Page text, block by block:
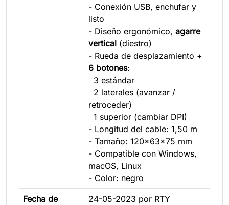
- Conexión USB, enchufar y
listo
- Diseño ergonómico, agarre
vertical (diestro)
- Rueda de desplazamiento +
6 botones:
3 estándar
2 laterales (avanzar /
retroceder)
1 superior (cambiar DPI)
- Longitud del cable: 1,50 m
- Tamaño: 120x63x75 mm
- Compatible con Windows,
macOS, Linux
- Color: negro
Fecha de
24-05-2023 por RTY